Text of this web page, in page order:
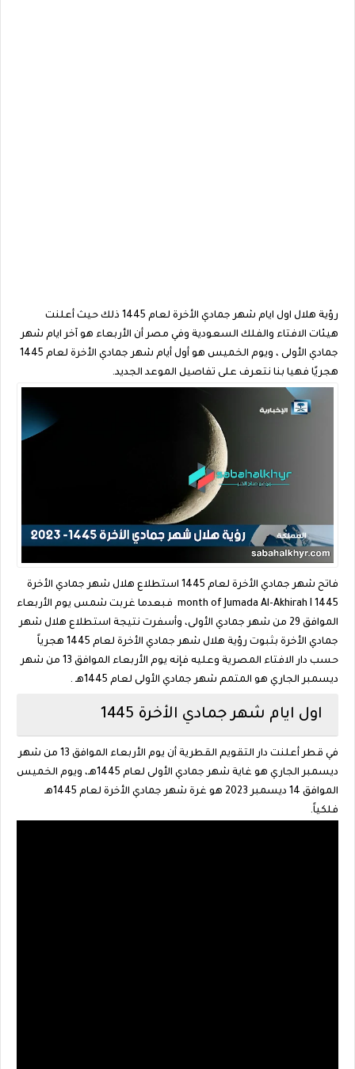
رؤية هلال اول ايام شهر جمادي الأخرة لعام 1445 ذلك حيث أعلنت
هيئات الافتاء والفلك السعودية وفي مصر أن الأربعاء هو آخر ايام شهر
جمادي الأولى ، ويوم الخميس هو أول أيام شهر جمادي الأخرة لعام 1445
هجريًا فهيا بنا نتعرف على تفاصيل الموعد الجديد.
فاتح شهر جمادي الأخرة لعام 1445 استطلاع هلال شهر جمادي الأخرة
month of Jumada Al-Akhirah I 1445 فبعدما غربت شمس يوم الأربعاء
الموافق 29 من شهر جمادي الأولى، وأسفرت نتيجة استطلاع هلال شهر
جمادي الأخرة بثبوت رؤية هلال شهر جمادي الأخرة لعام 1445 هجرياً
حسب دار الافتاء المصرية وعليه فإنه يوم الأربعاء الموافق 13 من شهر
ديسمبر الجاري هو المتمم شهر جمادي الأولى لعام 1445هـ .
اول ايام شهر جمادي الأخرة 1445
في قطر أعلنت دار التقويم القطرية أن يوم الأربعاء الموافق 13 من شهر
ديسمبر الجاري هو غاية شهر جمادي الأولى لعام 1445هـ، ويوم الخميس
الموافق 14 ديسمبر 2023 هو غرة شهر جمادي الأخرة لعام 1445هـ
فلكياً.